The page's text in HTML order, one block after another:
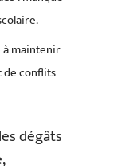
maintenir
de conflits
dégâts